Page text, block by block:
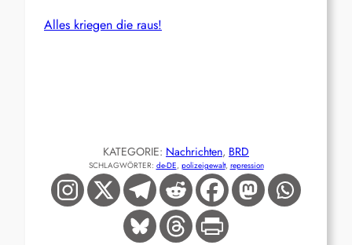
Alles kriegen die raus!
KATEGORIE: Nachrichten, BRD
SCHLAGWÖRTER: de-DE, polizeigewalt, repression